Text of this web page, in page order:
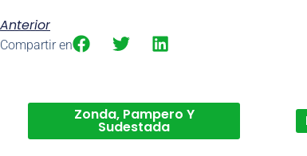
Anterior
Compartir en
Zonda, Pampero Y
Sudestada